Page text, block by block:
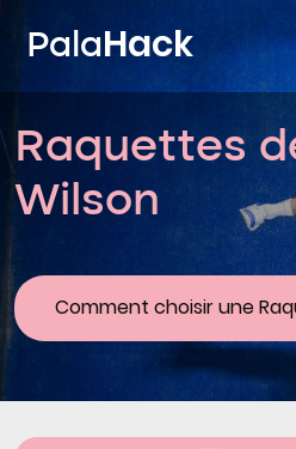
PalaHack
Raquettes de
Questions et
Comparateur
Blog
Raquettes
Wilson
Comment choisir une